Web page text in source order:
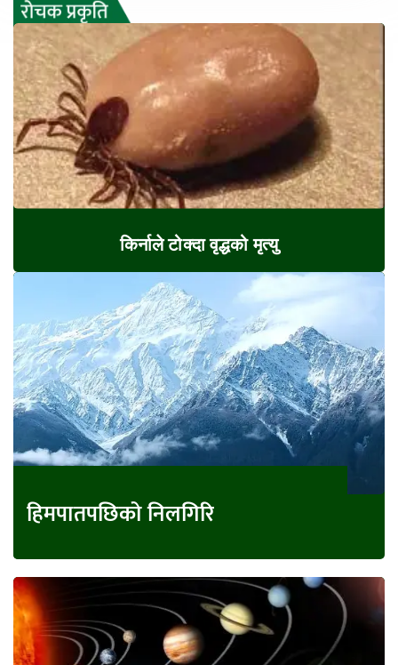
किर्नाले टोक्दा वृद्धको मृत्यु
हिमपातपछिको निलगिरि